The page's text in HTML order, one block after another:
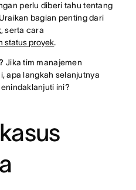
perlu diberi tahu tentang
bagian penting dari
, serta cara
status proyek.
Jika tim manajemen
apa langkah selanjutnya
ini?